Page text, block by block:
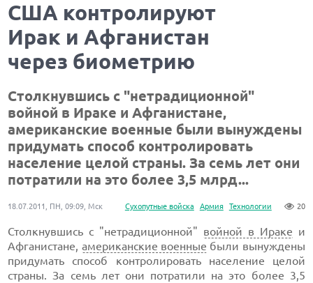
США контролируют
Ирак и Афганистан
через биометрию
Столкнувшись с "нетрадиционной"
войной в Ираке и Афганистане,
американские военные были вынуждены
придумать способ контролировать
население целой страны. За семь лет они
потратили на это более 3,5 млрд...
Сухопутные войска Армия Технологии 20
18.07.2011, ПН, 09:09, Мск
Столкнувшись с "нетрадиционной" войной в Ираке и
Афганистане, американские военные были вынуждены
придумать способ контролировать население целой
страны. За семь лет они потратили на это более 3,5